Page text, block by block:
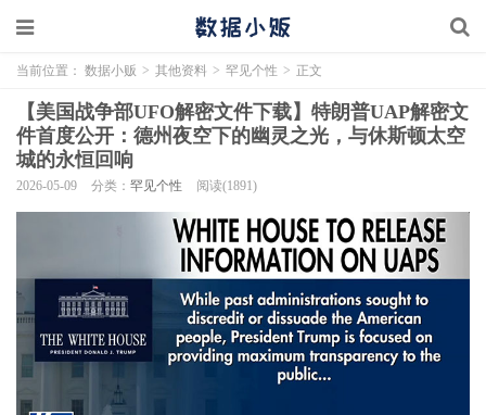
当前位置： 数据小贩 > 其他资料 > 罕见个性 > 正文
【美国战争部UFO解密文件下载】特朗普UAP解密文
件首度公开：德州夜空下的幽灵之光，与休斯顿太空
城的永恒回响
2026-05-09 分类： 罕见个性 阅读(1891)